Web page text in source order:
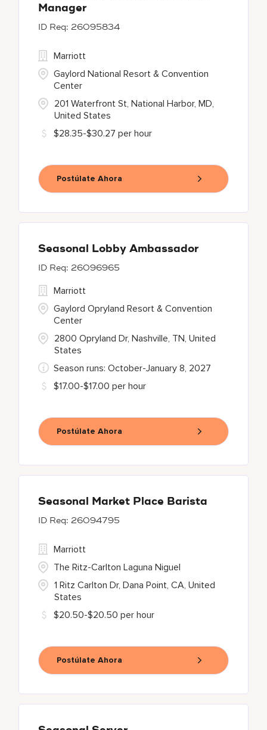
Manager
26095834
201 Waterfront St, National Harbor, MD,
United States
Marriott
Gaylord National Resort & Convention
Center
$28.35-$30.27 per hour
Postúlate Ahora
Seasonal Lobby Ambassador
26096965
2800 Opryland Dr, Nashville, TN, United
States
Marriott
Gaylord Opryland Resort & Convention
Center
Season runs: October-January 8, 2027
$17.00-$17.00 per hour
Postúlate Ahora
Seasonal Market Place Barista
26094795
1 Ritz Carlton Dr, Dana Point, CA, United
States
Marriott
The Ritz-Carlton Laguna Niguel
$20.50-$20.50 per hour
Postúlate Ahora